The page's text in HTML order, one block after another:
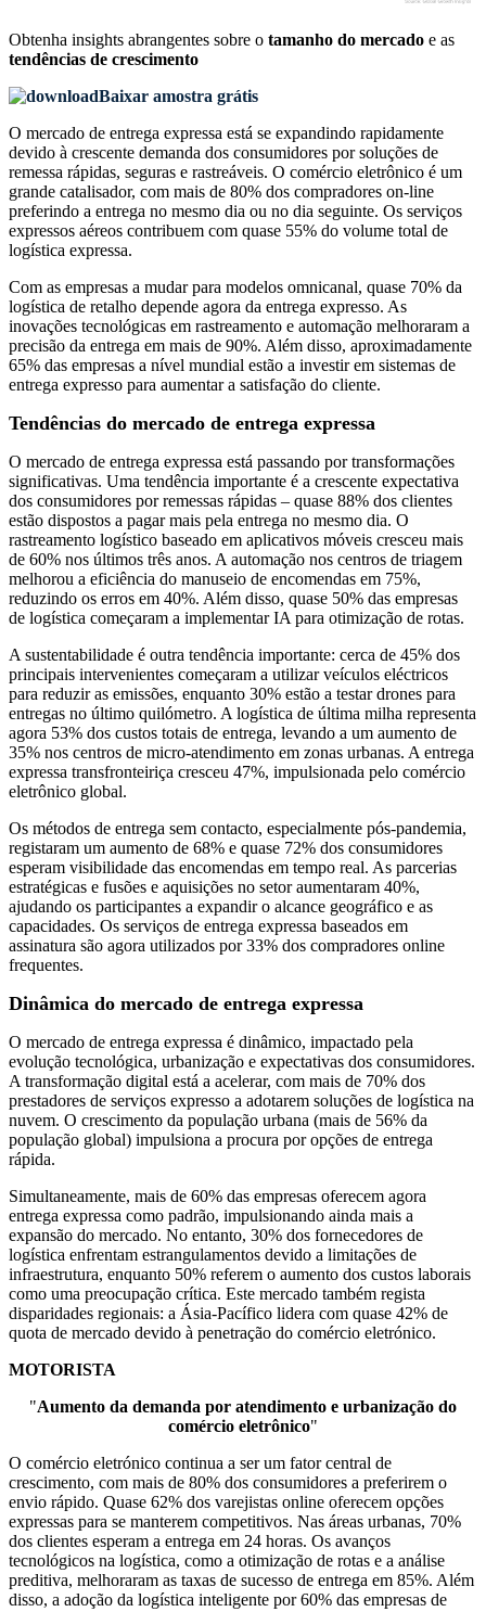
Obtenha insights abrangentes sobre o tamanho do mercado e as
tendências de crescimento
Baixar amostra grátis
O mercado de entrega expressa está se expandindo rapidamente
devido à crescente demanda dos consumidores por soluções de
remessa rápidas, seguras e rastreáveis. O comércio eletrônico é um
grande catalisador, com mais de 80% dos compradores on-line
preferindo a entrega no mesmo dia ou no dia seguinte. Os serviços
expressos aéreos contribuem com quase 55% do volume total de
logística expressa.
Com as empresas a mudar para modelos omnicanal, quase 70% da
logística de retalho depende agora da entrega expresso. As
inovações tecnológicas em rastreamento e automação melhoraram a
precisão da entrega em mais de 90%. Além disso, aproximadamente
65% das empresas a nível mundial estão a investir em sistemas de
entrega expresso para aumentar a satisfação do cliente.
Tendências do mercado de entrega expressa
O mercado de entrega expressa está passando por transformações
significativas. Uma tendência importante é a crescente expectativa
dos consumidores por remessas rápidas – quase 88% dos clientes
estão dispostos a pagar mais pela entrega no mesmo dia. O
rastreamento logístico baseado em aplicativos móveis cresceu mais
de 60% nos últimos três anos. A automação nos centros de triagem
melhorou a eficiência do manuseio de encomendas em 75%,
reduzindo os erros em 40%. Além disso, quase 50% das empresas
de logística começaram a implementar IA para otimização de rotas.
A sustentabilidade é outra tendência importante: cerca de 45% dos
principais intervenientes começaram a utilizar veículos eléctricos
para reduzir as emissões, enquanto 30% estão a testar drones para
entregas no último quilómetro. A logística de última milha representa
agora 53% dos custos totais de entrega, levando a um aumento de
35% nos centros de micro-atendimento em zonas urbanas. A entrega
expressa transfronteiriça cresceu 47%, impulsionada pelo comércio
eletrônico global.
Os métodos de entrega sem contacto, especialmente pós-pandemia,
registaram um aumento de 68% e quase 72% dos consumidores
esperam visibilidade das encomendas em tempo real. As parcerias
estratégicas e fusões e aquisições no setor aumentaram 40%,
ajudando os participantes a expandir o alcance geográfico e as
capacidades. Os serviços de entrega expressa baseados em
assinatura são agora utilizados por 33% dos compradores online
frequentes.
Dinâmica do mercado de entrega expressa
O mercado de entrega expressa é dinâmico, impactado pela
evolução tecnológica, urbanização e expectativas dos consumidores.
A transformação digital está a acelerar, com mais de 70% dos
prestadores de serviços expresso a adotarem soluções de logística na
nuvem. O crescimento da população urbana (mais de 56% da
população global) impulsiona a procura por opções de entrega
rápida.
Simultaneamente, mais de 60% das empresas oferecem agora
entrega expressa como padrão, impulsionando ainda mais a
expansão do mercado. No entanto, 30% dos fornecedores de
logística enfrentam estrangulamentos devido a limitações de
infraestrutura, enquanto 50% referem o aumento dos custos laborais
como uma preocupação crítica. Este mercado também regista
disparidades regionais: a Ásia-Pacífico lidera com quase 42% de
quota de mercado devido à penetração do comércio eletrónico.
MOTORISTA
"Aumento da demanda por atendimento e urbanização do
comércio eletrônico"
O comércio eletrónico continua a ser um fator central de
crescimento, com mais de 80% dos consumidores a preferirem o
envio rápido. Quase 62% dos varejistas online oferecem opções
expressas para se manterem competitivos. Nas áreas urbanas, 70%
dos clientes esperam a entrega em 24 horas. Os avanços
tecnológicos na logística, como a otimização de rotas e a análise
preditiva, melhoraram as taxas de sucesso de entrega em 85%. Além
disso, a adoção da logística inteligente por 60% das empresas de